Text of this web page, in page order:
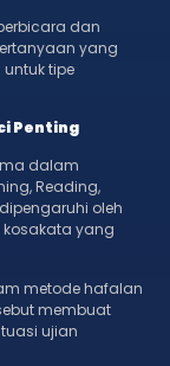
dan
yang
tipe
Penting
dalam
Reading,
oleh
yang
metode hafalan
membuat
ujian